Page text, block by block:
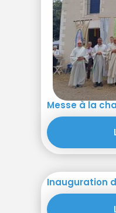
Messe à la
Inauguration